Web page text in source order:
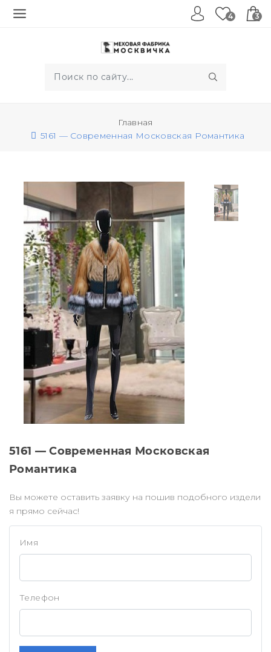
4 3
Главная
5161 — Современная Московская Романтика
5161 — Современная Московская
Романтика
Вы можете оставить заявку на пошив подобного издели
я прямо сейчас!
Имя
Телефон